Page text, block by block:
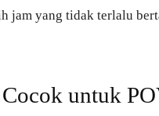
jam yang tidak terlalu
untuk